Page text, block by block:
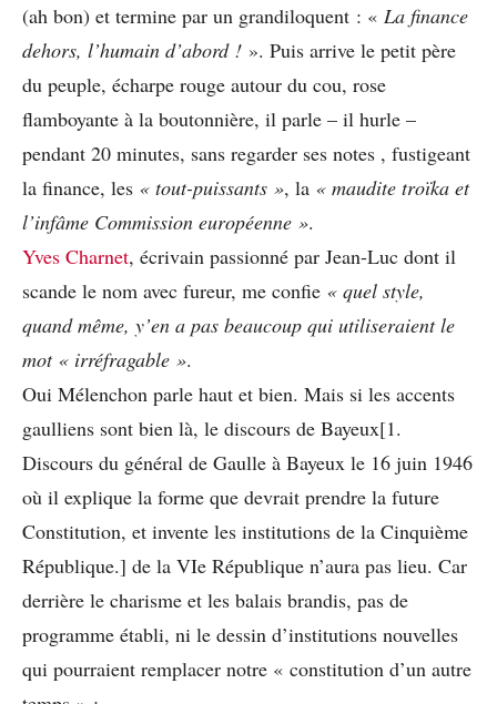
(ah bon) et termine par un grandiloquent : « La finance
dehors, l’humain d’abord ! ». Puis arrive le petit père
du peuple, écharpe rouge autour du cou, rose
flamboyante à la boutonnière, il parle – il hurle –
pendant 20 minutes, sans regarder ses notes , fustigeant
la finance, les « tout-puissants », la « maudite troïka et
l’infâme Commission européenne ».
Yves Charnet, écrivain passionné par Jean-Luc dont il
scande le nom avec fureur, me confie « quel style,
quand même, y’en a pas beaucoup qui utiliseraient le
mot « irréfragable ».
Oui Mélenchon parle haut et bien. Mais si les accents
gaulliens sont bien là, le discours de Bayeux[1.
Discours du général de Gaulle à Bayeux le 16 juin 1946
où il explique la forme que devrait prendre la future
Constitution, et invente les institutions de la Cinquième
République.] de la VIe République n’aura pas lieu. Car
derrière le charisme et les balais brandis, pas de
programme établi, ni le dessin d’institutions nouvelles
qui pourraient remplacer notre « constitution d’un autre